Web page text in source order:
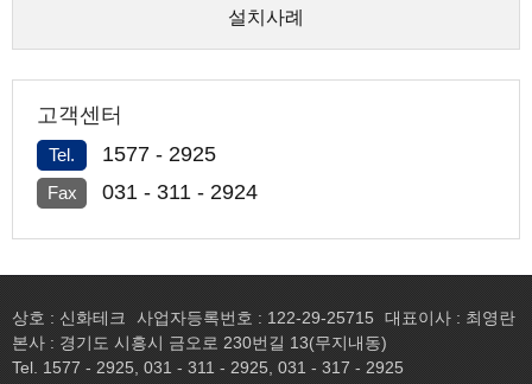
설치사례
고객센터
Tel. 1577 - 2925
Fax 031 - 311 - 2924
상호 : 신화테크 사업자등록번호 : 122-29-25715 대표이사 : 최영란
본사 : 경기도 시흥시 금오로 230번길 13(무지내동)
Tel. 1577 - 2925, 031 - 311 - 2925, 031 - 317 - 2925